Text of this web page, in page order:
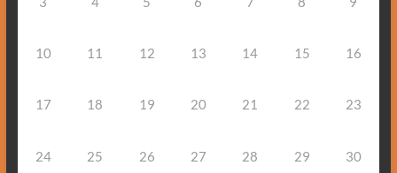
10 11 12 13 14 15 16
17 18 19 20 21 22 23
24 25 26 27 28 29 30